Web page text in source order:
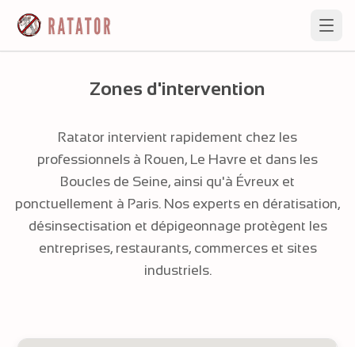
Zones d'intervention
Ratator intervient rapidement chez les
professionnels à Rouen, Le Havre et dans les
Boucles de Seine, ainsi qu'à Évreux et
ponctuellement à Paris. Nos experts en dératisation,
désinsectisation et dépigeonnage protègent les
entreprises, restaurants, commerces et sites
industriels.